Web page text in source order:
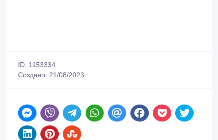
ID: 1153334
Создано: 21/08/2023